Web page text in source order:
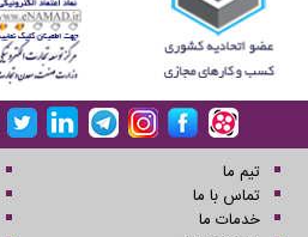
تیم ما
تماس با ما
خدمات ما